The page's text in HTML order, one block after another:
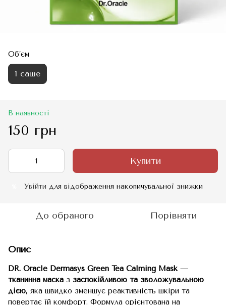
Об’єм
1 саше
В наявності
150 грн
Купити
Увійти для відображення накопичувальної знижки
До обраного Порівняти
Опис
DR. Oracle Dermasys Green Tea Calming Mask—
тканинна маска з заспокійливою та зволожувальною
дією, яка швидко зменшує реактивність шкіри та
повертає їй комфорт. Формула орієнтована на